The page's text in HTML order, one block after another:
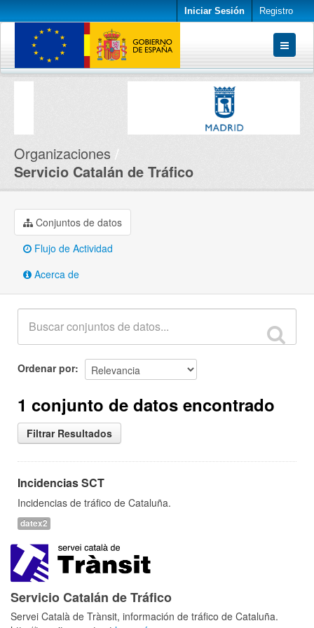
Iniciar Sesión Registro
Conjuntos de datos
Organizaciones
Servicio Catalán de Tráfico
Conjuntos de datos
Flujo de Actividad
Acerca de
Ordenar por
1 conjunto de datos encontrado
Filtrar Resultados
Incidencias SCT
Incidencias de tráfico de Cataluña.
datex2
Servicio Catalán de Tráfico
Servei Català de Trànsit, información de tráfico de Cataluña.